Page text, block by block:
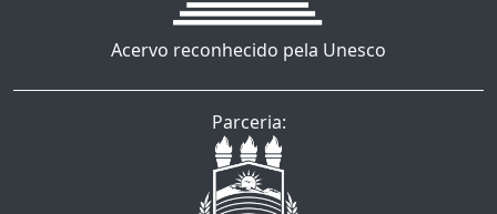
Acervo reconhecido pela Unesco
Parceria: